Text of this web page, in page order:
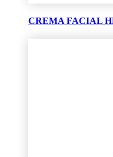
CREMA FACIAL